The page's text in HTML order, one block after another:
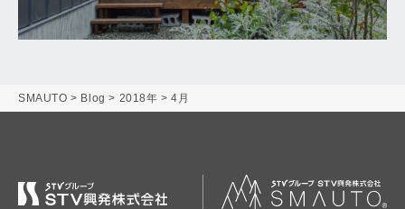
SMAUTO > Blog > 2018年 >4月